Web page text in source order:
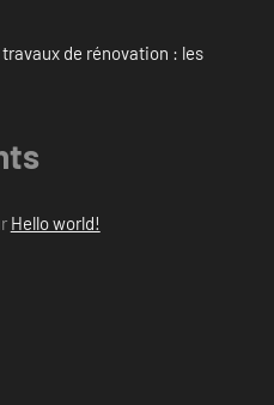
de rénovation : les
Hello world!